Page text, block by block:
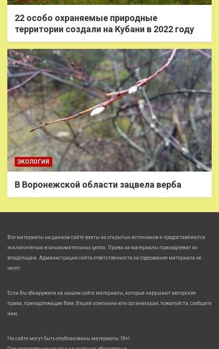
22 особо охраняемые природные
территории создали на Кубани в 2022 году
ЭКОЛОГИЯ
В Воронежской области зацвела верба
Все материалы на данном сайте взяты из открытых источников и предоставляются
исключительно в ознакомительных целях. Права на материалы принадлежат их
владельцам. Администрация сайта ответственности за содержание материала не
несет.
Если Вы обнаружили на нашем сайте материалы, которые нарушают авторские
права, принадлежащие Вам, Вашей компании или организации, пожалуйста, сообщите
нам.
На сайте могут быть опубликованы материалы 18+!